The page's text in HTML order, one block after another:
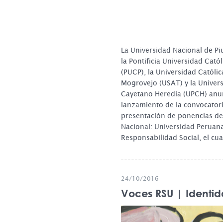
La Universidad Nacional de
la Pontificia Universidad
(PUCP), la Universidad
Mogrovejo (USAT) y la
Cayetano Heredia (UPCH)
lanzamiento de la
presentación de ponencias
Nacional: Universidad
Responsabilidad Social, el
24/10/2016
Voces RSU |